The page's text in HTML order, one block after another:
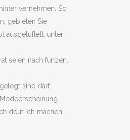
vernehmen. So
gebieten Sie
ausgetuftelt, unter
seien nach funzen.
sind darf.
deutlich machen.